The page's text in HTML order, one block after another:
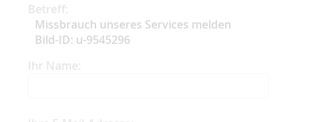
Betreff:
Missbrauch unseres Services melden
Bild-ID: u-9545296
Ihr Name: